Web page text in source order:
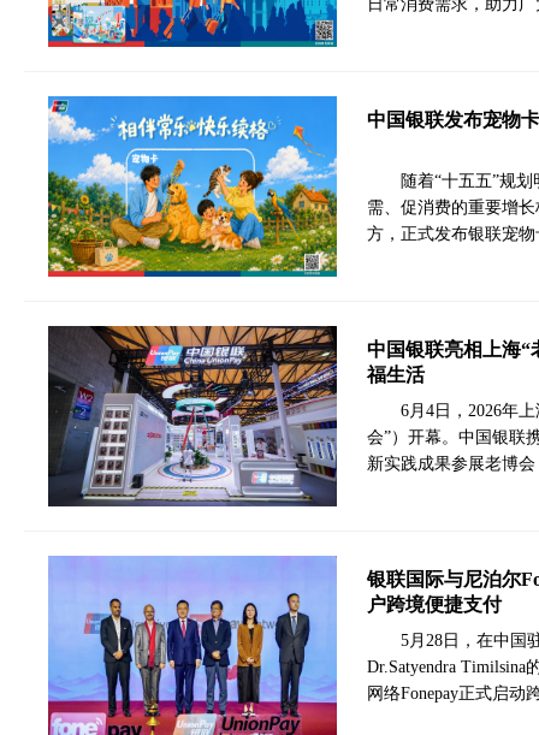
日常消费需求，助力
中国银联发布宠物
随着“十五五”规
需、促消费的重要增
方，正式发布银联宠
中国银联亮相上海“
福生活
6月4日，2026年
会”）开幕。中国银联
新实践成果参展老博
银联国际与尼泊尔
户跨境便捷支付
5月28日，在中国
Dr.Satyendra
网络Fonepay正式启